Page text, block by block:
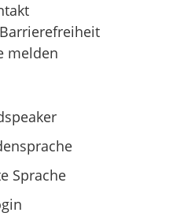
melden
Sprache